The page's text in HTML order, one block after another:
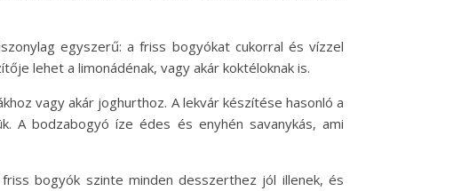
egyszerű: a friss bogyókat cukorral és vízzel
lehet a limonádénak, vagy akár koktéloknak is.
vagy akár joghurthoz. A lekvár készítése hasonló a
A bodzabogyó íze édes és enyhén savanykás, ami
bogyók szinte minden desszerthez jól illenek, és